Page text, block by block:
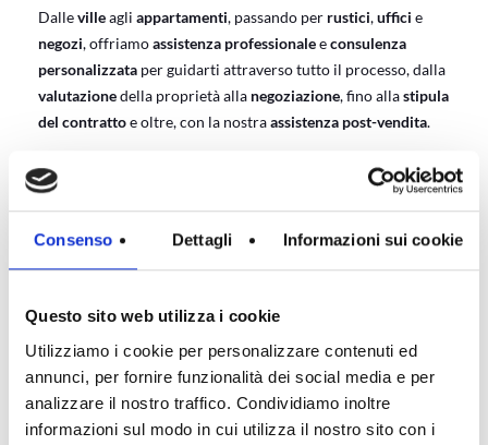
Consenso Dettagli Informazioni sui cookie
Questo sito web utilizza i cookie
Utilizziamo i cookie per personalizzare contenuti ed
annunci, per fornire funzionalità dei social media e per
analizzare il nostro traffico. Condividiamo inoltre
informazioni sul modo in cui utilizza il nostro sito con i
Dallevilleagli appartamenti, passando per rustici,uffici e
negozi, offriamoassistenza professionaleeconsulenza
personalizzata per guidarti attraverso tutto il processo, dalla
valutazionedella proprietà alla negoziazione, fino allastipula
del contrattoe oltre, con la nostraassistenza post-vendita.
Con la nostra
conoscenza pluriennale
del mercato locale
, siamo qui per rendere piacevole e veloce
IMMOBILIARE
Hai un immobile a Thiene o in provincia di Vicenza che
desiderivendere velocemente , e almiglior prezzo di